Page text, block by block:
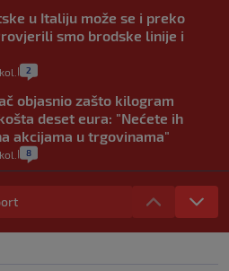
u Italiju može se i preko
smo brodske linije i
2
objasnio zašto kilogram
deset eura: "Nećete ih
akcijama u trgovinama"
8
je jedno od stresnijih iskustava.
cijena i nekoliko savjeta
0